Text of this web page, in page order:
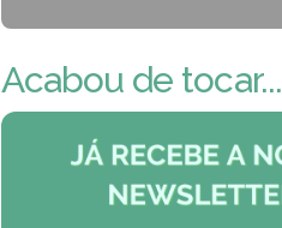
Acabou de tocar...